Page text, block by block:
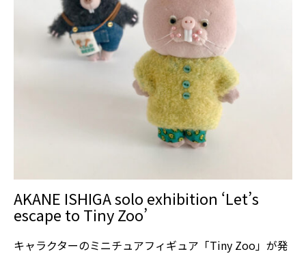
AKANE ISHIGA solo exhibition ‘Let’s
escape to Tiny Zoo’
キャラクターのミニチュアフィギュア「Tiny Zoo」が発